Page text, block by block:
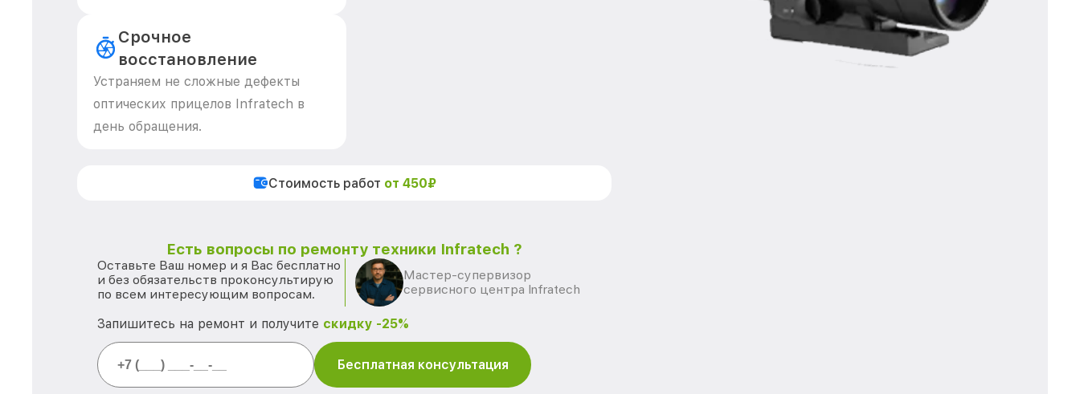
Срочное
восстановление
Устраняем не сложные дефекты
оптических прицелов Infratech в
день обращения.
Стоимость работ от 450₽
Есть вопросы по ремонту техники Infratech ?
Оставьте Ваш номер и я Вас бесплатно
и без обязательств проконсультирую
по всем интересующим вопросам.
Мастер-супервизор
сервисного центра Infratech
Запишитесь на ремонт и получите скидку -25%
Бесплатная консультация